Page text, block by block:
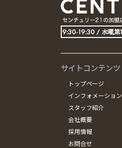
サイトコンテンツ
トップページ
インフォメーション
スタッフ紹介
会社概要
採用情報
お問合せ